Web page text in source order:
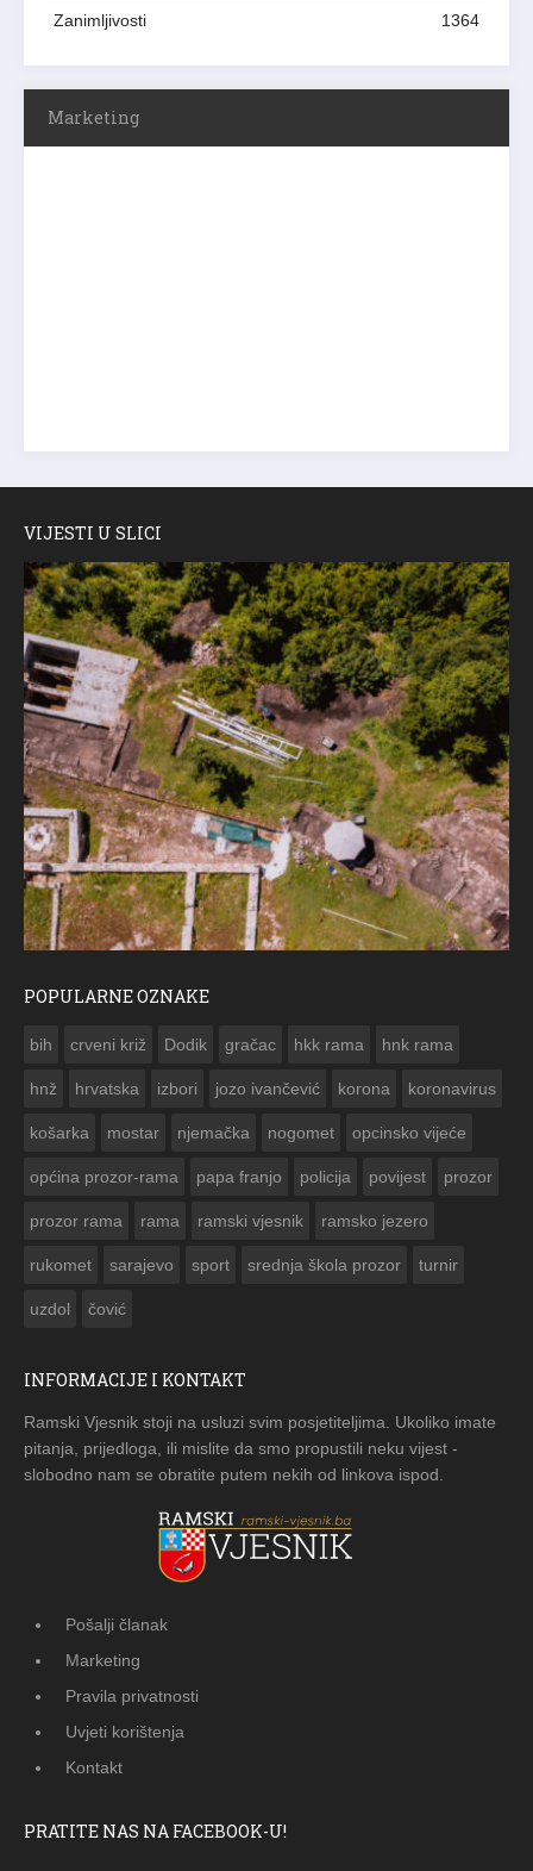
Zanimljivosti 1364
Marketing
VIJESTI U SLICI
POPULARNE OZNAKE
bih crveni križ Dodik gračac hkk rama hnk rama
hnž hrvatska izbori jozo ivančević korona koronavirus
košarka mostar njemačka nogomet opcinsko vijeće
općina prozor-rama papa franjo policija povijest prozor
prozor rama rama ramski vjesnik ramsko jezero
rukomet sarajevo sport srednja škola prozor turnir
uzdol čović
INFORMACIJE I KONTAKT
Ramski Vjesnik stoji na usluzi svim posjetiteljima. Ukoliko imate
pitanja, prijedloga, ili mislite da smo propustili neku vijest -
slobodno nam se obratite putem nekih od linkova ispod.
Pošalji članak
Marketing
Pravila privatnosti
Uvjeti korištenja
Kontakt
PRATITE NAS NA FACEBOOK-U!